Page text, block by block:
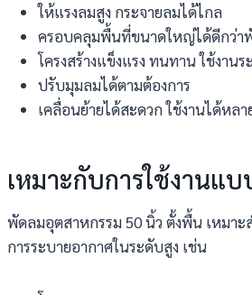
ให้แรงลมสูง กระจายลมได้ไกล
ครอบคลุมพื้นที่ขนาดใหญ่ได้ดีกว่า
โครงสร้างแข็งแรง ทนทาน ใช้งานร
ปรับมุมลมได้ตามต้องการ
เคลื่อนย้ายได้สะดวก ใช้งานได้หลา
เหมาะกับการใช้งานแ
พัดลมอุตสาหกรรม 50 นิ้ว ตั้งพื้น เหมา
การระบายอากาศในระดับสูง เช่น